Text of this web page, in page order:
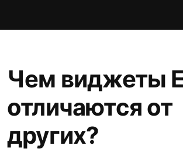
Чем виджеты
отличаются от
других?